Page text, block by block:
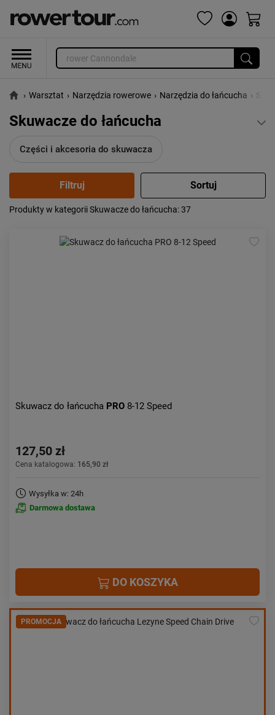
› Warsztat › Narzędzia rowerowe › Narzędzia do łańcucha ›
Skuwacze do łańcucha
Części i akcesoria do skuwacza
Popularność:
od najwyższej
Produkty w kategorii Skuwacze do łańcucha: 37
Skuwacz do łańcucha PRO 8-12 Speed
127,50 zł
Cena katalogowa: 165,90 zł
Wysyłka w: 24h
Darmowa dostawa
DO KOSZYKA
PROMOCJA